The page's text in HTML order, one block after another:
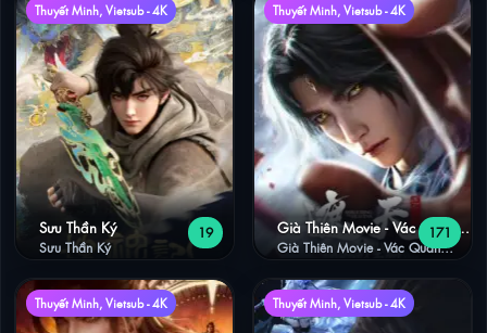
Thuyết Minh, Vietsub - 4K
19
Sưu Thần Ký
Sưu Thần Ký
Thuyết Minh, Vietsub - 4K
171
Già Thiên Movie - Vác Quan
Chiến Vương Đằng
Già Thiên Movie - Vác Quan
Thuyết Minh, Vietsub - 4K Thuyết Minh, Vietsub - 4K